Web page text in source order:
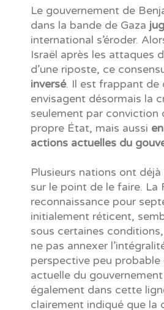
Le gouvernement de
dans la bande de Gaza
international s’éroder.
Israël après les attaques
d’une riposte, ce
inversé. Il est frappant de
envisagent désormais la
seulement par conviction
propre État, mais aussi
actions actuelles du
Plusieurs nations ont
sur le point de le faire. La
reconnaissance pour
initialement réticent,
sous certaines
ne pas annexer
perspective peu
actuelle du
également dans cette
clairement indiqué que la